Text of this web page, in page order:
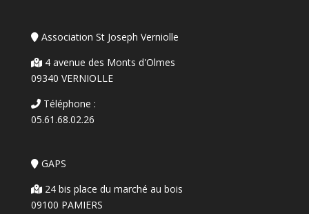
Association St Joseph Verniolle
4 avenue des Monts d'Olmes
09340 VERNIOLLE
Téléphone :
05.61.68.02.26
GAPS
24 bis place du marché au bois
09100 PAMIERS